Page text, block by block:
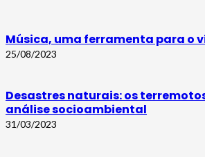
Música, uma ferramenta para o
25/08/2023
Desastres naturais: os
análise socioambiental
31/03/2023